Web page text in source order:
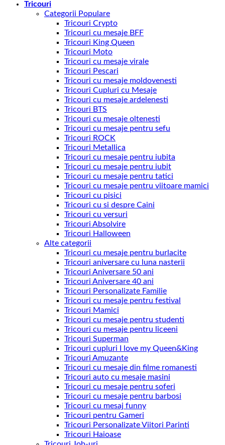
Tricouri
Categorii Populare
Tricouri Crypto
Tricouri cu mesaje BFF
Tricouri King Queen
Tricouri Moto
Tricouri cu mesaje virale
Tricouri Pescari
Tricouri cu mesaje moldovenesti
Tricouri Cupluri cu Mesaje
Tricouri cu mesaje ardelenesti
Tricouri BTS
Tricouri cu mesaje oltenesti
Tricouri cu mesaje pentru sefu
Tricouri ROCK
Tricouri Metallica
Tricouri cu mesaje pentru iubita
Tricouri cu mesaje pentru iubit
Tricouri cu mesaje pentru tatici
Tricouri cu mesaje pentru viitoare mamici
Tricouri cu pisici
Tricouri cu si despre Caini
Tricouri cu versuri
Tricouri Absolvire
Tricouri Halloween
Alte categorii
Tricouri cu mesaje pentru burlacite
Tricouri aniversare cu luna nasterii
Tricouri Aniversare 50 ani
Tricouri Aniversare 40 ani
Tricouri Personalizate Familie
Tricouri cu mesaje pentru festival
Tricouri Mamici
Tricouri cu mesaje pentru studenti
Tricouri cu mesaje pentru liceeni
Tricouri Superman
Tricouri cupluri I love my Queen&King
Tricouri Amuzante
Tricouri cu mesaje din filme romanesti
Tricouri auto cu mesaje masini
Tricouri cu mesaje pentru soferi
Tricouri cu mesaje pentru barbosi
Tricouri cu mesaj funny
Tricouri pentru Gameri
Tricouri Personalizate Viitori Parinti
Tricouri Haioase